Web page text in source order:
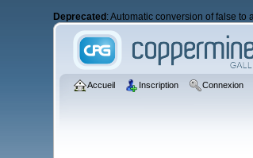
Deprecated : Automatic conversion of false
Accueil Inscription Connexion